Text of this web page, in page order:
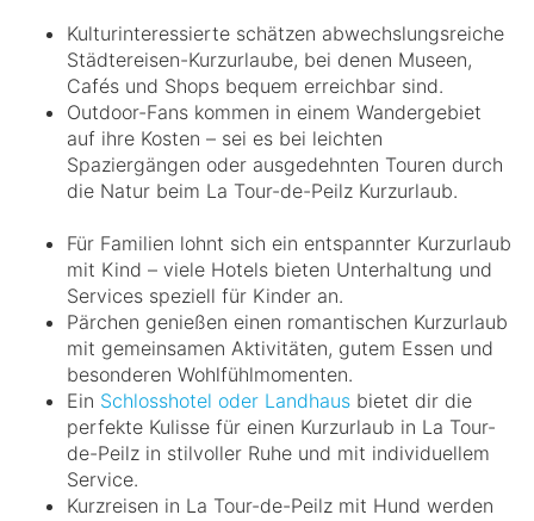
Kulturinteressierte schätzen abwechslungsreiche
Städtereisen-Kurzurlaube, bei denen Museen,
Cafés und Shops bequem erreichbar sind.
Outdoor-Fans kommen in einem Wandergebiet
auf ihre Kosten – sei es bei leichten
Spaziergängen oder ausgedehnten Touren durch
die Natur beim La Tour-de-Peilz Kurzurlaub.
Für Familien lohnt sich ein entspannter Kurzurlaub
mit Kind – viele Hotels bieten Unterhaltung und
Services speziell für Kinder an.
Pärchen genießen einen romantischen Kurzurlaub
mit gemeinsamen Aktivitäten, gutem Essen und
besonderen Wohlfühlmomenten.
Ein Schlosshotel oder Landhaus bietet dir die
perfekte Kulisse für einen Kurzurlaub in La Tour-
de-Peilz in stilvoller Ruhe und mit individuellem
Service.
Kurzreisen in La Tour-de-Peilz mit Hund werden